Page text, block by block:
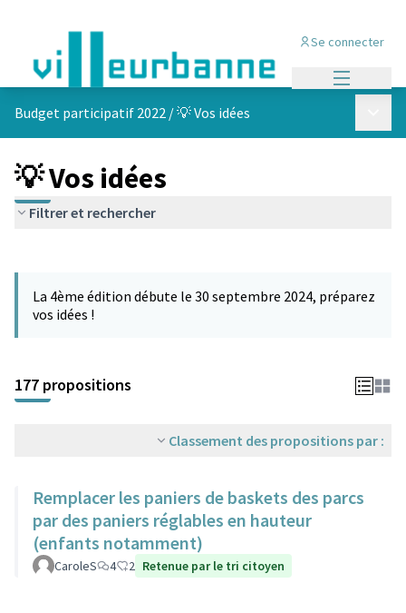
Se connecter
Budget participatif 2022 /💡 Vos idées
💡 Vos idées
Filtrer et rechercher
−
La 4ème édition débute le 30 septembre 2024, préparez
vos idées !
177 propositions
Classement des propositions par :
Remplacer les paniers de baskets des parcs
par des paniers réglables en hauteur
(enfants notamment)
CaroleS 4 2 Retenue par le tri citoyen